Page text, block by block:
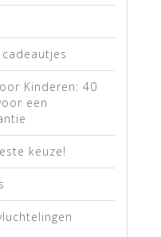
Kinderen: 40
een
keuze!